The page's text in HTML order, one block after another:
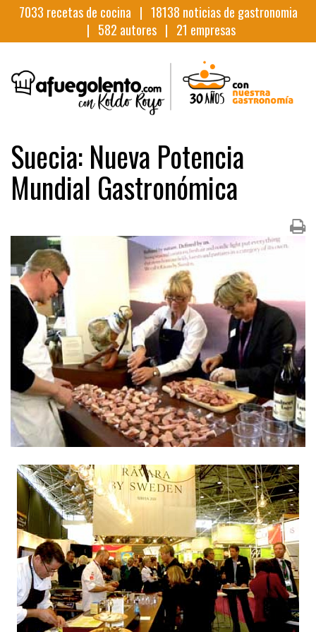
7033 recetas de cocina | 18138 noticias de gastronomia
| 582 autores | 21 empresas
Suecia: Nueva Potencia
Mundial Gastronómica